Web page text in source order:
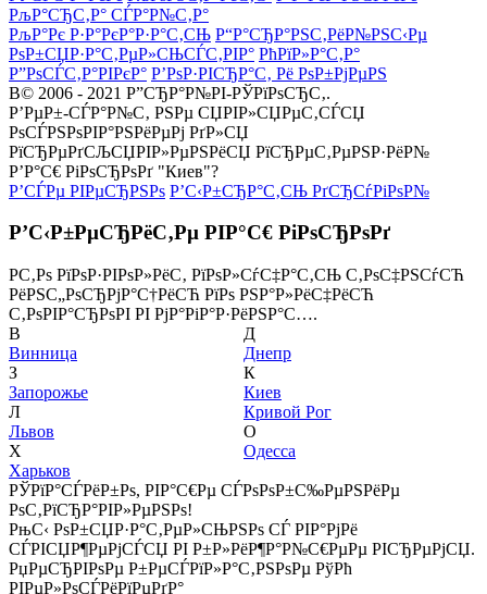
РљР°СЂС‚Р° СЃР°Р№С‚Р°
РљР°Рє Р·Р°РєР°Р·Р°С‚СЊ Р“Р°СЂР°РЅС‚РёР№РЅС‹Рµ
РѕР±СЏР·Р°С‚РµР»СЊСЃС‚РІР° РћРїР»Р°С‚Р°
Р”РѕСЃС‚Р°РІРєР° Р’РѕР·РІСЂР°С‚ Рё РѕР±РјРµРЅ
В© 2006 - 2021 Р”СЂР°Р№РІ-РЎРїРѕСЂС‚.
Р’РµР±-СЃР°Р№С‚ РЅРµ СЏРІР»СЏРµС‚СЃСЏ
РѕСЃРЅРѕРІР°РЅРёРµРј РґР»СЏ
РїСЂРµРґСЉСЏРІР»РµРЅРёСЏ РїСЂРµС‚РµРЅР·РёР№
Р’Р°С€ РіРѕСЂРѕРґ "Киев"?
Р’СЃРµ РІРµСЂРЅРѕ Р’С‹Р±СЂР°С‚СЊ РґСЂСѓРіРѕР№
Р’С‹Р±РµСЂРёС‚Рµ РІР°С€ РіРѕСЂРѕРґ
Р­С‚Рѕ РїРѕР·РІРѕР»РёС‚ РїРѕР»СѓС‡Р°С‚СЊ С‚РѕС‡РЅСѓСЋ
РёРЅС„РѕСЂРјР°С†РёСЋ РїРѕ РЅР°Р»РёС‡РёСЋ
С‚РѕРІР°СЂРѕРІ РІ РјР°РіР°Р·РёРЅР°С….
В
Винница
З
Запорожье
Л
Львов
Х
Харьков
Д
Днепр
К
Киев
Кривой Рог
О
Одесса
РЎРїР°СЃРёР±Рѕ, РІР°С€Рµ СЃРѕРѕР±С‰РµРЅРёРµ
РѕС‚РїСЂР°РІР»РµРЅРѕ!
РњС‹ РѕР±СЏР·Р°С‚РµР»СЊРЅРѕ СЃ РІР°РјРё
СЃРІСЏР¶РµРјСЃСЏ РІ Р±Р»РёР¶Р°Р№С€РµРµ РІСЂРµРјСЏ.
РџРµСЂРІРѕРµ Р±РµСЃРїР»Р°С‚РЅРѕРµ РўРћ
РІРµР»РѕСЃРёРїРµРґР°